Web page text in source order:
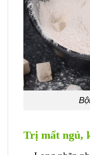
Trị mất ngủ,